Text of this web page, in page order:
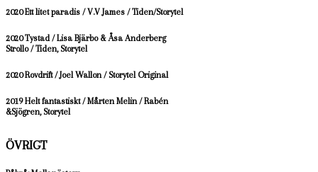
2020 Ett litet paradis / V.V James / Tiden/Storytel
2020 Tystad / Lisa Bjärbo & Åsa Anderberg
Strollo / Tiden, Storytel
2020 Rovdrift / Joel Wallon / Storytel Original
2019 Helt fantastiskt / Mårten Melin / Rabén
&Sjögren, Storytel
ÖVRIGT